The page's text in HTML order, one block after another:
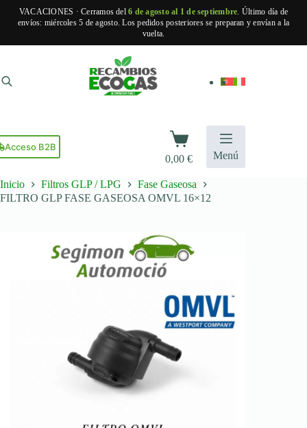
VACACIONES · Cerramos del6 de agosto al 1 de septiembre. Último día de
envíos: miércoles 5 de agosto. Los pedidos posteriores se preparan y envían a la
vuelta.
contenido
Acceso B2B
Carro
de
compra
0,00€ Menú
Inicio Filtros GLP / LPG
Fase Gaseosa
FILTRO GLP FASE GASEOSA OMVL 16×12